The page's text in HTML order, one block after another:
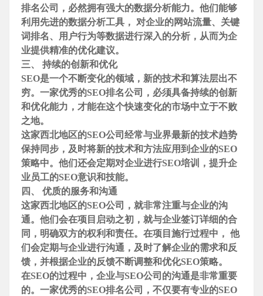
排名公司，必然拥有强大的数据分析能力。他们能够
利用先进的数据分析工具， 对企业的网站流量、 关键
词排名、用户行为等数据进行深入的分析，从而为企
业提供精准的优化建议。
三、 持续的创新和优化
SEO是一个不断变化的领域，新的技术和算法层出不
穷。一家优秀的SEO排名公司，必须具备持续的创新
和优化能力，才能在这个快速变化的市场中立于不败
之地。
这家西北地区的SEO公司经常与业界最新的技术趋势
保持同步，及时将新的技术和方法应用到企业的SEO
策略中。他们还会定期对企业进行SEO培训，提升企
业员工的SEO意识和技能。
四、 优质的服务和沟通
这家西北地区的SEO公司，就非常注重与企业的沟
通。他们会在项目启动之初，就与企业签订详细的合
同，明确双方的权利和责任。在项目施行过程中， 他
们会定期与企业进行沟通，及时了解企业的需求和反
馈，并根据企业的反馈不断调整和优化SEO策略。
在SEO的过程中， 企业与SEO公司的沟通是非常重要
的。一家优秀的SEO排名公司，不仅要有专业的SEO